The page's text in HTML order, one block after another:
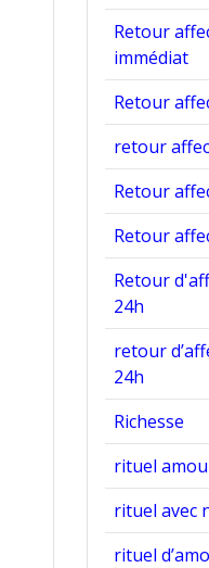
Retour
immédiat
Retour
retour
Retour
Retour
Retour
24h
retour
24h
Richesse
rituel
rituel avec
rituel